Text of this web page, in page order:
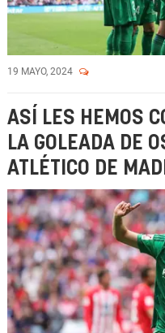
19 MAYO, 2024
ASÍ LES HEMOS
LA GOLEADA DE
ATLÉTICO DE